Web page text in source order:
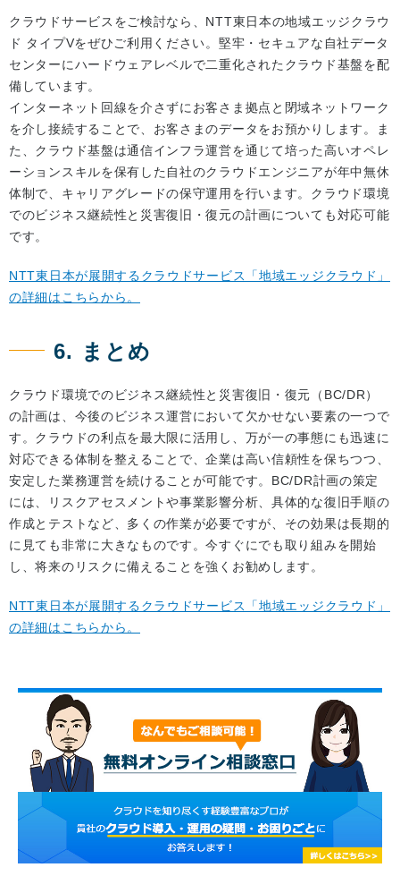
クラウドサービスをご検討なら、NTT東日本の地域エッジクラウ
ド タイプVをぜひご利用ください。堅牢・セキュアな自社データ
センターにハードウェアレベルで二重化されたクラウド基盤を配
備しています。
インターネット回線を介さずにお客さま拠点と閉域ネットワーク
を介し接続することで、お客さまのデータをお預かりします。ま
た、クラウド基盤は通信インフラ運営を通じて培った高いオペレ
ーションスキルを保有した自社のクラウドエンジニアが年中無休
体制で、キャリアグレードの保守運用を行います。クラウド環境
でのビジネス継続性と災害復旧・復元の計画についても対応可能
です。
NTT東日本が展開するクラウドサービス「地域エッジクラウド」
の詳細はこちらから。
6. まとめ
クラウド環境でのビジネス継続性と災害復旧・復元（BC/DR）
の計画は、今後のビジネス運営において欠かせない要素の一つで
す。クラウドの利点を最大限に活用し、万が一の事態にも迅速に
対応できる体制を整えることで、企業は高い信頼性を保ちつつ、
安定した業務運営を続けることが可能です。BC/DR計画の策定
には、リスクアセスメントや事業影響分析、具体的な復旧手順の
作成とテストなど、多くの作業が必要ですが、その効果は長期的
に見ても非常に大きなものです。今すぐにでも取り組みを開始
し、将来のリスクに備えることを強くお勧めします。
NTT東日本が展開するクラウドサービス「地域エッジクラウド」
の詳細はこちらから。